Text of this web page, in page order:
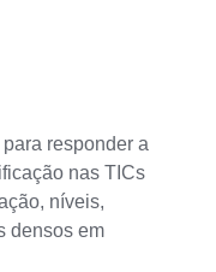
responder a
nas TICs
níveis,
densos em